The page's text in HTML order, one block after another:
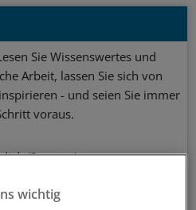
Sie Wissenswertes und
Arbeit, lassen Sie sich von
- und seien Sie immer
voraus.
(Sonntag)
bitte anmelden
wichtig